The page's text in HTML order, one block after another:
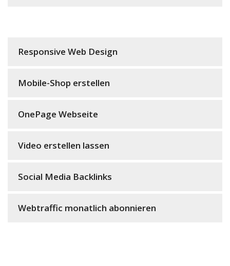
Responsive Web Design
Mobile-Shop erstellen
OnePage Webseite
Video erstellen lassen
Social Media Backlinks
Webtraffic monatlich abonnieren